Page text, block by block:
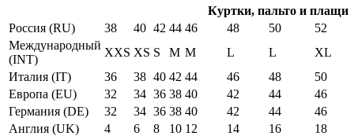
Куртки, пальто и плащи
Россия (RU)
38 40 42 44 46 48 50
52
Международный
(INT)
XXS XS S M M L L
XL
Италия (IT)
36 38 40 42 44 46 48
50
Европа (EU)
32 34 36 38 40 42 44
46
Германия (DE)
32 34 36 38 40 42 44
46
Англия (UK)
4 6 8 10 12 14 16
18